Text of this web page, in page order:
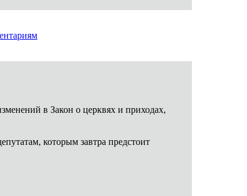
в Закон о церквях и приходах,
которым завтра предстоит